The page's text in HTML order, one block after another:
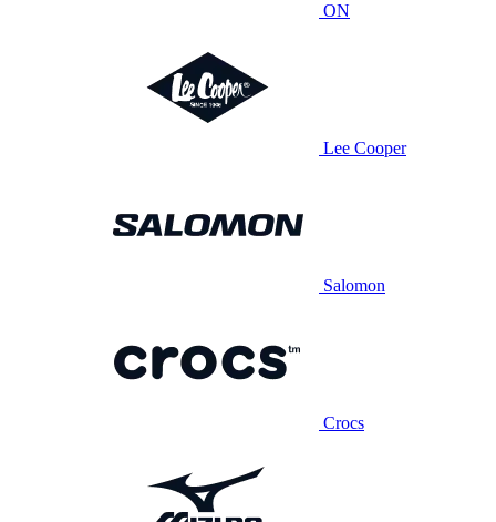
ON
Lee Cooper
Salomon
Crocs